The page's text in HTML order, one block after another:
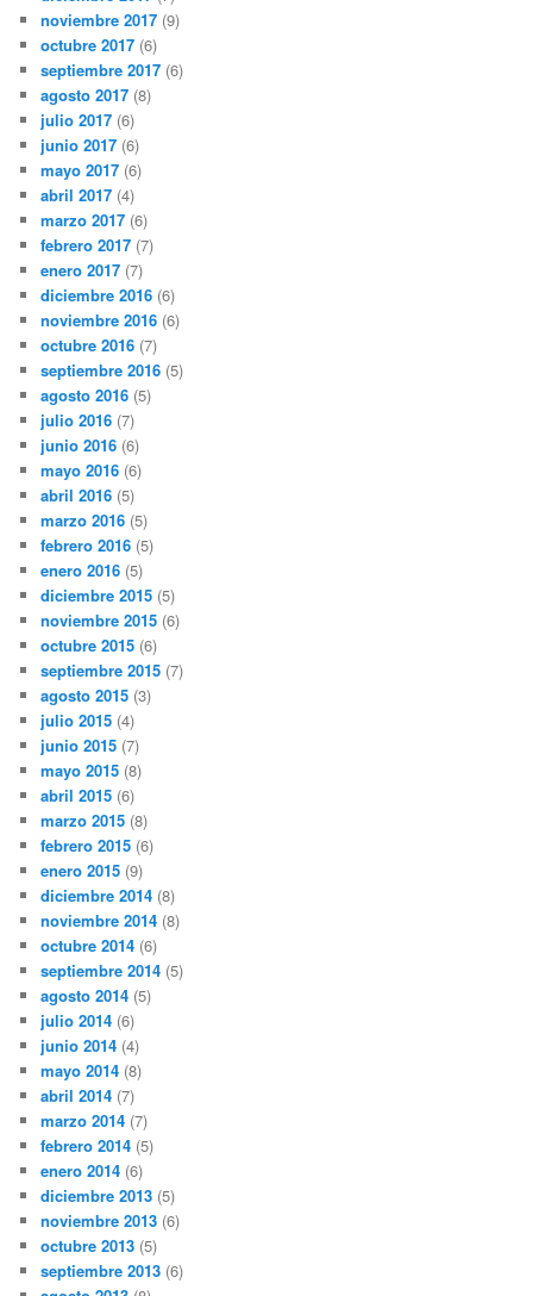
noviembre 2017 (9)
octubre 2017 (6)
septiembre 2017 (6)
agosto 2017 (8)
julio 2017 (6)
junio 2017 (6)
mayo 2017 (6)
abril 2017 (4)
marzo 2017 (6)
febrero 2017 (7)
enero 2017 (7)
diciembre 2016 (6)
noviembre 2016 (6)
octubre 2016 (7)
septiembre 2016 (5)
agosto 2016 (5)
julio 2016 (7)
junio 2016 (6)
mayo 2016 (6)
abril 2016 (5)
marzo 2016 (5)
febrero 2016 (5)
enero 2016 (5)
diciembre 2015 (5)
noviembre 2015 (6)
octubre 2015 (6)
septiembre 2015 (7)
agosto 2015 (3)
julio 2015 (4)
junio 2015 (7)
mayo 2015 (8)
abril 2015 (6)
marzo 2015 (8)
febrero 2015 (6)
enero 2015 (9)
diciembre 2014 (8)
noviembre 2014 (8)
octubre 2014 (6)
septiembre 2014 (5)
agosto 2014 (5)
julio 2014 (6)
junio 2014 (4)
mayo 2014 (8)
abril 2014 (7)
marzo 2014 (7)
febrero 2014 (5)
enero 2014 (6)
diciembre 2013 (5)
noviembre 2013 (6)
octubre 2013 (5)
septiembre 2013 (6)